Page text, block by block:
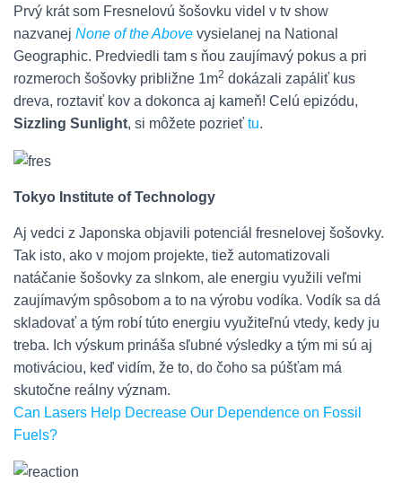
Prvý krát som Fresnelovú šošovku videl v tv show
nazvanej None of the Above vysielanej na National
Geographic. Predviedli tam s ňou zaujímavý pokus a pri
rozmeroch šošovky približne 1m2 dokázali zapáliť kus
dreva, roztaviť kov a dokonca aj kameň! Celú epizódu,
Sizzling Sunlight, si môžete pozrieť tu.
Tokyo Institute of Technology
Aj vedci z Japonska objavili potenciál fresnelovej šošovky.
Tak isto, ako v mojom projekte, tiež automatizovali
natáčanie šošovky za slnkom, ale energiu využili veľmi
zaujímavým spôsobom a to na výrobu vodíka. Vodík sa dá
skladovať a tým robí túto energiu využiteľnú vtedy, kedy ju
treba. Ich výskum prináša sľubné výsledky a tým mi sú aj
motiváciou, keď vidím, že to, do čoho sa púšťam má
skutočne reálny význam.
Can Lasers Help Decrease Our Dependence on Fossil
Fuels?